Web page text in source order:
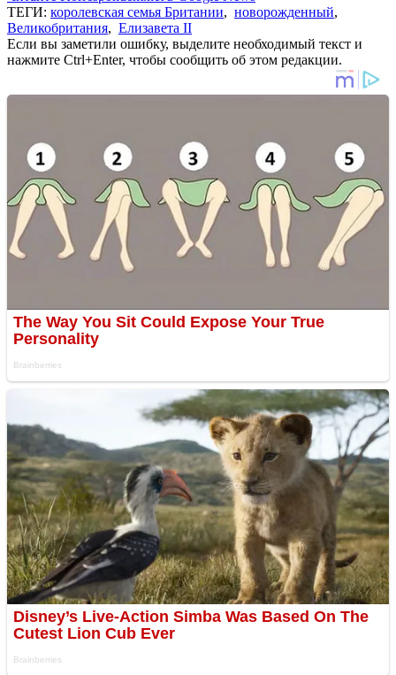
ТЕГИ: королевская семья Британии, новорожденный,
Великобритания, Елизавета II
Если вы заметили ошибку, выделите необходимый текст и
нажмите Ctrl+Enter, чтобы сообщить об этом редакции.